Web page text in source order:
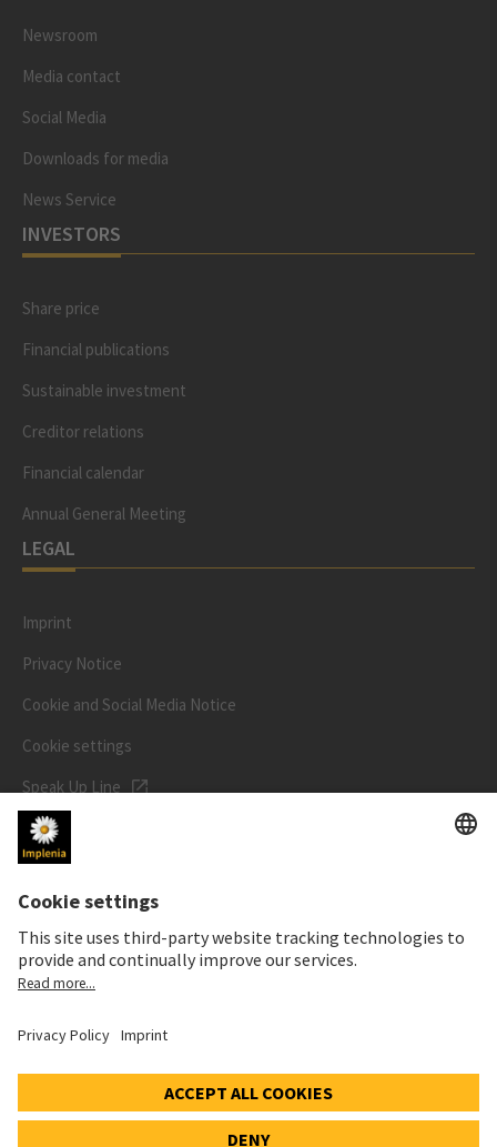
Newsroom
Media contact
Social Media
Downloads for media
News Service
INVESTORS
Share price
Financial publications
Sustainable investment
Creditor relations
Financial calendar
Annual General Meeting
LEGAL
Imprint
Privacy Notice
Cookie and Social Media Notice
Cookie settings
Speak Up Line
STOCK PRICE
ISIN: CH0023868554
62,30 CHF
0,00 CHF (0,00%)